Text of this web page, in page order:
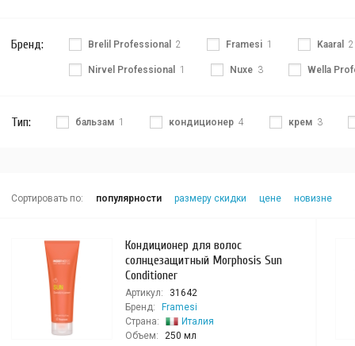
Бренд: Brelil Professional 2 Framesi 1 Kaaral 2
Nirvel Professional 1 Nuxe 3 Wella
Тип: бальзам 1 кондиционер 4 крем 3
Сортировать по: популярности размеру скидки цене новизне
Кондиционер для волос
солнцезащитный Morphosis Sun
Conditioner
Артикул:
31642
Бренд:
Framesi
Страна:
Италия
Объем:
250 мл